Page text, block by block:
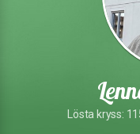
Lösta kryss: